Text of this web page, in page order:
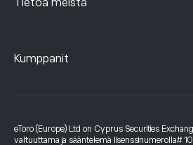
Tietoa meistä
Kumppanit
eToro (Europe) Ltd on Cyprus Securities
valtuuttama ja sääntelemä lisenssinumerolla#